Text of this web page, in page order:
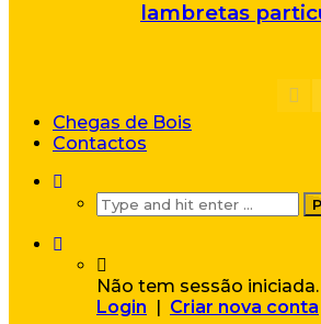
lambretas
Chegas de Bois
Contactos
Não tem sessão iniciada.
Login
Criar nova conta